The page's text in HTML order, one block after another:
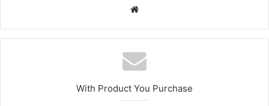
b
s
i
e
With Product You Purchase